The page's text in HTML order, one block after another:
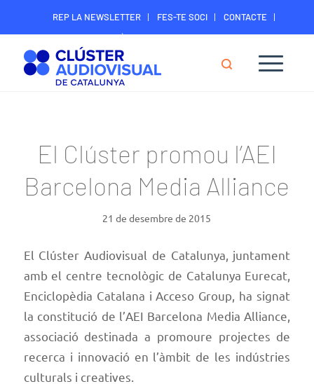
REP LA NEWSLETTER FES-TE SOCI
CONTACTE
ÀREA DIGITAL SOCIS
El Clúster promou l’AEI
Barcelona Media Alliance
21 de desembre de 2015
El Clúster Audiovisual de Catalunya, juntament
amb el centre tecnològic de Catalunya Eurecat,
Enciclopèdia Catalana i Acceso Group, ha signat
la constitució de l’AEI Barcelona Media Alliance,
associació destinada a promoure projectes de
recerca i innovació en l’àmbit de les indústries
culturals i creatives.